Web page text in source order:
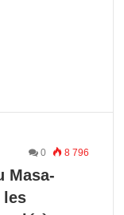
0 8 796
Masa-
les